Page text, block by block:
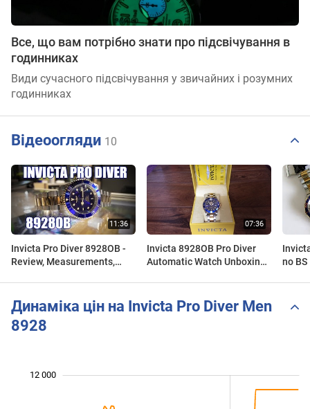
Все, що вам потрібно знати про підсвічування в
годинниках
Види сучасного підсвічування у звичайних і розумних
годинниках
Відеоогляди 10
Invicta Pro Diver 8928OB -
Review, Measurements,
Invicta 8928OB Pro Diver
Automatic Watch Unboxing
no
Динаміка цін на Invicta Pro Diver Men
8928
12 000